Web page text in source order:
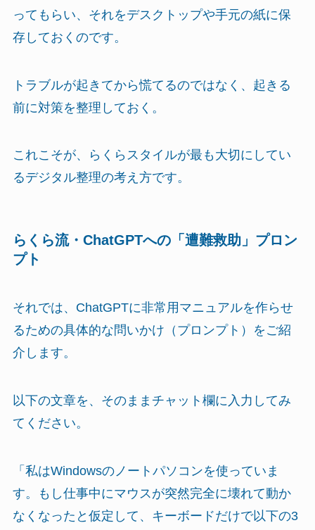
ってもらい、それをデスクトップや手元の紙に保
存しておくのです。
トラブルが起きてから慌てるのではなく、起きる
前に対策を整理しておく。
これこそが、らくらスタイルが最も大切にしてい
るデジタル整理の考え方です。
らくら流・ChatGPTへの「遭難救助」プロン
プト
それでは、ChatGPTに非常用マニュアルを作らせ
るための具体的な問いかけ（プロンプト）をご紹
介します。
以下の文章を、そのままチャット欄に入力してみ
てください。
「私はWindowsのノートパソコンを使っていま
す。もし仕事中にマウスが突然完全に壊れて動か
なくなったと仮定して、キーボードだけで以下の3